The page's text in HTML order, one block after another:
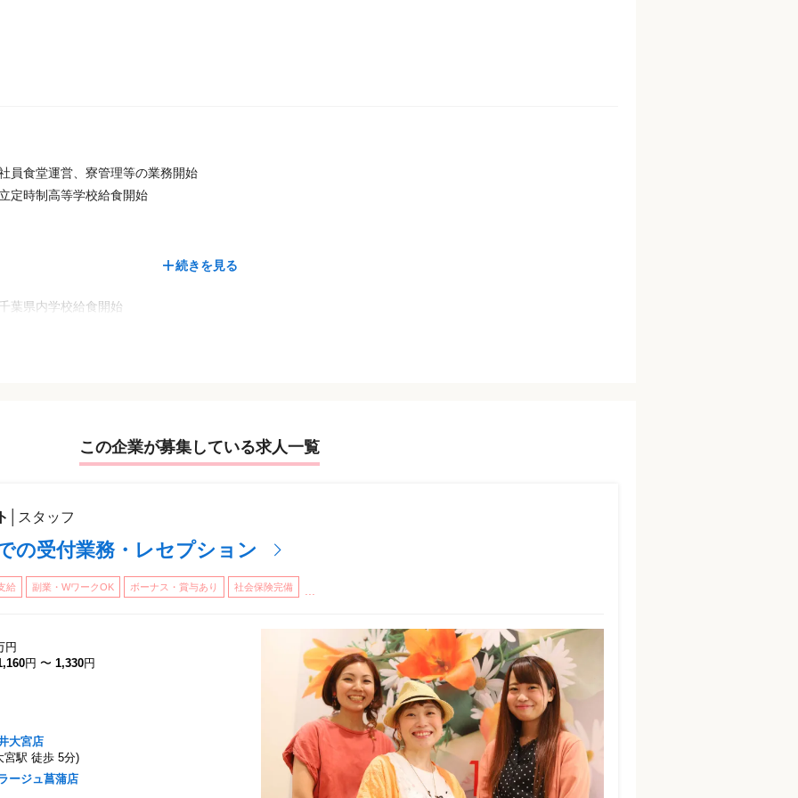
食堂運営、寮管理等の業務開始
定時制高等学校給食開始
葉県内学校給食開始
』選出
開始 学校給食センター給食開始 群馬県内学校給食開始
得
オリジナル業態）
ィシャルコンディショニングパートナー契約締結
ィシャルパートナー契約締結
続きを見る
この企業が募集している求人一覧
スタッフ
の受付業務・レセプション
給 副業・WワークOK ボーナス・賞与あり 社会保険完備
円
円 〜 1,330円
大宮店
宮駅 徒歩 5分)
ージュ菖蒲店